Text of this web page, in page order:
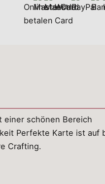
einer schönen Bereich
Perfekte Karte ist auf
Crafting.